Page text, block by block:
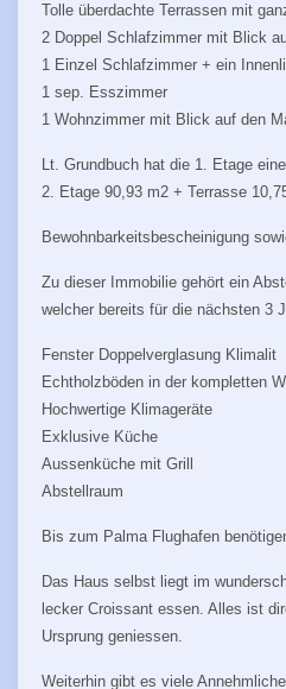
Tolle überdachte Terrassen mit
2 Doppel Schlafzimmer mit Blick
1 Einzel Schlafzimmer + ein
1 sep. Esszimmer
1 Wohnzimmer mit Blick auf den
Lt. Grundbuch hat die 1. Etage
2. Etage 90,93 m2 + Terrasse
Bewohnbarkeitsbescheinigung
Zu dieser Immobilie gehört ein
welcher bereits für die nächsten 3
Fenster Doppelverglasung Klimalit
Echtholzböden in der kompletten
Hochwertige Klimageräte
Exklusive Küche
Aussenküche mit Grill
Abstellraum
Bis zum Palma Flughafen
Das Haus selbst liegt im
lecker Croissant essen. Alles ist
Ursprung geniessen.
Weiterhin gibt es viele